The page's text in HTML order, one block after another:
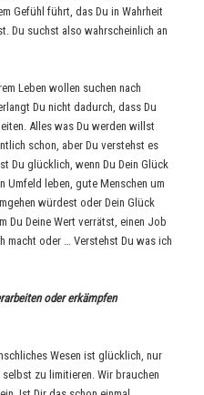
Gefühl führt, das Du in Wahrheit
Du suchst also wahrscheinlich an
Leben wollen suchen nach
Du nicht dadurch, dass Du
Alles was Du werden willst
schon, aber Du verstehst es
Du glücklich, wenn Du Dein Glück
Umfeld leben, gute Menschen um
würdest oder Dein Glück
Du Deine Wert verrätst, einen Job
macht oder … Verstehst Du was ich
oder erkämpfen
Wesen ist glücklich, nur
zu limitieren. Wir brauchen